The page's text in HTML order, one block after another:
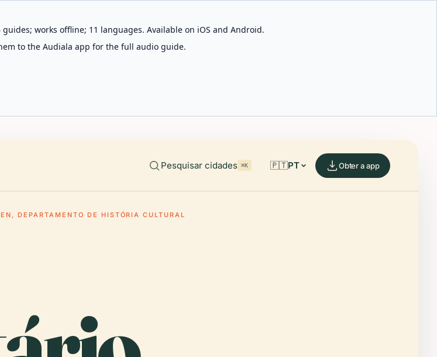
works offline; 11 languages. Available on iOS and Android.
to the Audiala app for the full audio guide.
Pesquisar cidades ⌘K 🇵🇹PT Obter a app
DEPARTAMENTO DE HISTÓRIA CULTURAL